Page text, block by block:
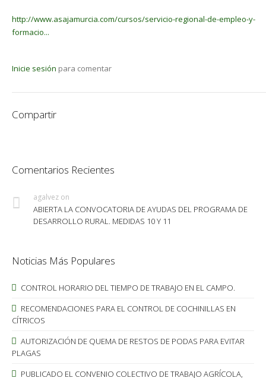
http://www.asajamurcia.com/cursos/servicio-regional-de-empleo-y-
formacio...
Inicie sesión para comentar
Compartir
Comentarios Recientes
agalvez on
ABIERTA LA CONVOCATORIA DE AYUDAS DEL PROGRAMA DE
DESARROLLO RURAL. MEDIDAS 10 Y 11
Noticias Más Populares
CONTROL HORARIO DEL TIEMPO DE TRABAJO EN EL CAMPO.
RECOMENDACIONES PARA EL CONTROL DE COCHINILLAS EN
CÍTRICOS
AUTORIZACIÓN DE QUEMA DE RESTOS DE PODAS PARA EVITAR
PLAGAS
PUBLICADO EL CONVENIO COLECTIVO DE TRABAJO AGRÍCOLA,